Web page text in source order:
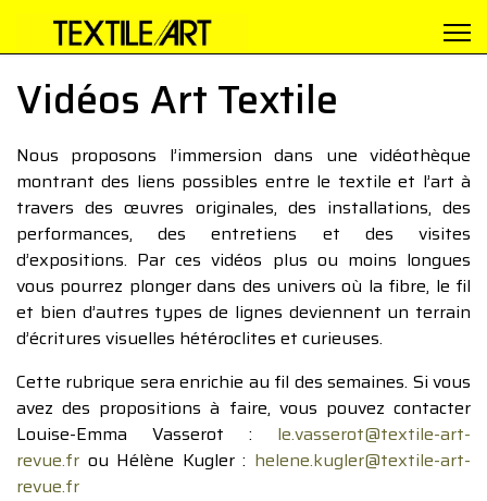
Vidéos Art Textile
Nous proposons l’immersion dans une vidéothèque
montrant des liens possibles entre le textile et l’art à
travers des œuvres originales, des installations, des
performances, des entretiens et des visites
d’expositions. Par ces vidéos plus ou moins longues
vous pourrez plonger dans des univers où la fibre, le fil
et bien d’autres types de lignes deviennent un terrain
d’écritures visuelles hétéroclites et curieuses.
Cette rubrique sera enrichie au fil des semaines. Si vous
avez des propositions à faire, vous pouvez contacter
Louise-Emma Vasserot : le.vasserot@textile-art-
revue.fr ou Hélène Kugler : helene.kugler@textile-art-
revue.fr